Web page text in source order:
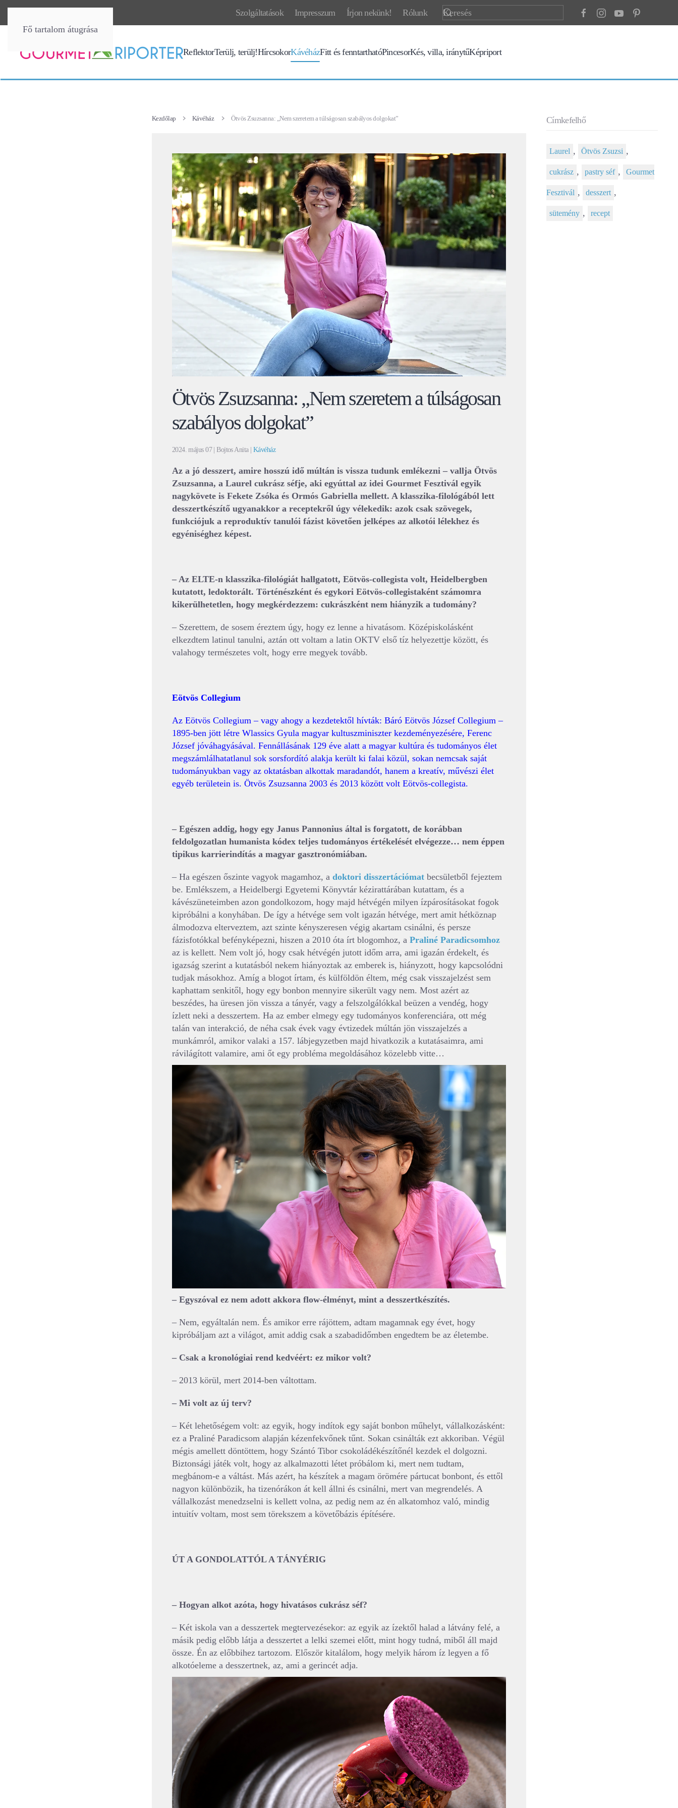
Fő tartalom átugrása
Szolgáltatások Impresszum Írjon nekünk! Rólunk
ReflektorTerülj, terülj!HírcsokorKávéházFitt és fenntarthatóPincesorKés, villa, iránytűKépriport
Kezdőlap Kávéház Ötvös Zsuzsanna: „Nem szeretem a túlságosan szabályos dolgokat”
Ötvös Zsuzsanna: „Nem szeretem a túlságosan
szabályos dolgokat”
2024. május 07| Bojtos Anita | Kávéház
Az a jó desszert, amire hosszú idő múltán is vissza tudunk emlékezni – vallja Ötvös
Zsuzsanna, a Laurel cukrász séfje, aki egyúttal az idei Gourmet Fesztivál egyik
nagykövete is Fekete Zsóka és Ormós Gabriella mellett. A klasszika-filológából lett
desszertkészítő ugyanakkor a receptekről úgy vélekedik: azok csak szövegek,
funkciójuk a reproduktív tanulói fázist követően jelképes az alkotói lélekhez és
egyéniséghez képest.
– Az ELTE-n klasszika-filológiát hallgatott, Eötvös-collegista volt, Heidelbergben
kutatott, ledoktorált. Történészként és egykori Eötvös-collegistaként számomra
kikerülhetetlen, hogy megkérdezzem: cukrászként nem hiányzik a tudomány?
– Szerettem, de sosem éreztem úgy, hogy ez lenne a hivatásom. Középiskolásként
elkezdtem latinul tanulni, aztán ott voltam a latin OKTV első tíz helyezettje között, és
valahogy természetes volt, hogy erre megyek tovább.
Eötvös Collegium
Az Eötvös Collegium – vagy ahogy a kezdetektől hívták: Báró Eötvös József Collegium –
1895-ben jött létre Wlassics Gyula magyar kultuszminiszter kezdeményezésére, Ferenc
József jóváhagyásával. Fennállásának 129 éve alatt a magyar kultúra és tudományos élet
megszámlálhatatlanul sok sorsfordító alakja került ki falai közül, sokan nemcsak saját
tudományukban vagy az oktatásban alkottak maradandót, hanem a kreatív, művészi élet
egyéb területein is. Ötvös Zsuzsanna 2003 és 2013 között volt Eötvös-collegista.
– Egészen addig, hogy egy Janus Pannonius által is forgatott, de korábban
feldolgozatlan humanista kódex teljes tudományos értékelését elvégezze… nem éppen
tipikus karrierindítás a magyar gasztronómiában.
– Ha egészen őszinte vagyok magamhoz, a doktori disszertációmatbecsületből fejeztem
be. Emlékszem, a Heidelbergi Egyetemi Könyvtár kézirattárában kutattam, és a
kávészüneteimben azon gondolkozom, hogy majd hétvégén milyen ízpárosításokat fogok
kipróbálni a konyhában. De így a hétvége sem volt igazán hétvége, mert amit hétköznap
álmodozva elterveztem, azt szinte kényszeresen végig akartam csinálni, és persze
fázisfotókkal befényképezni, hiszen a 2010 óta írt blogomhoz, a Praliné Paradicsomhoz
az is kellett. Nem volt jó, hogy csak hétvégén jutott időm arra, ami igazán érdekelt, és
igazság szerint a kutatásból nekem hiányoztak az emberek is, hiányzott, hogy kapcsolódni
tudjak másokhoz. Amíg a blogot írtam, és külföldön éltem, még csak visszajelzést sem
kaphattam senkitől, hogy egy bonbon mennyire sikerült vagy nem. Most azért az
beszédes, ha üresen jön vissza a tányér, vagy a felszolgálókkal beüzen a vendég, hogy
ízlett neki a desszertem. Ha az ember elmegy egy tudományos konferenciára, ott még
talán van interakció, de néha csak évek vagy évtizedek múltán jön visszajelzés a
munkámról, amikor valaki a 157. lábjegyzetben majd hivatkozik a kutatásaimra, ami
rávilágított valamire, ami őt egy probléma megoldásához közelebb vitte…
– Egyszóval ez nem adott akkora flow-élményt, mint a desszertkészítés.
– Nem, egyáltalán nem. És amikor erre rájöttem, adtam magamnak egy évet, hogy
kipróbáljam azt a világot, amit addig csak a szabadidőmben engedtem be az életembe.
– Csak a kronológiai rend kedvéért: ez mikor volt?
– 2013 körül, mert 2014-ben váltottam.
– Mi volt az új terv?
– Két lehetőségem volt: az egyik, hogy indítok egy saját bonbon műhelyt, vállalkozásként:
ez a Praliné Paradicsom alapján kézenfekvőnek tűnt. Sokan csinálták ezt akkoriban. Végül
mégis amellett döntöttem, hogy Szántó Tibor csokoládékészítőnél kezdek el dolgozni.
Biztonsági játék volt, hogy az alkalmazotti létet próbálom ki, mert nem tudtam,
megbánom-e a váltást. Más azért, ha készítek a magam örömére pártucat bonbont, és ettől
nagyon különbözik, ha tizenórákon át kell állni és csinálni, mert van megrendelés. A
vállalkozást menedzselni is kellett volna, az pedig nem az én alkatomhoz való, mindig
intuitív voltam, most sem törekszem a követőbázis építésére.
ÚT A GONDOLATTÓL A TÁNYÉRIG
– Hogyan alkot azóta, hogy hivatásos cukrász séf?
– Két iskola van a desszertek megtervezésekor: az egyik az ízektől halad a látvány felé, a
másik pedig előbb látja a desszertet a lelki szemei előtt, mint hogy tudná, miből áll majd
össze. Én az előbbihez tartozom. Először kitalálom, hogy melyik három íz legyen a fő
alkotóeleme a desszertnek, az, ami a gerincét adja.
Címkefelhő
Laurel , Ötvös Zsuzsi ,
cukrász , pastry séf , Gourmet
Fesztivál , desszert ,
sütemény , recept